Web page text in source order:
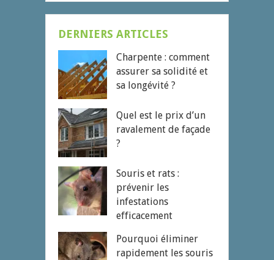
DERNIERS ARTICLES
Charpente : comment
assurer sa solidité et
sa longévité ?
Quel est le prix d’un
ravalement de façade
?
Souris et rats :
prévenir les
infestations
efficacement
Pourquoi éliminer
rapidement les souris